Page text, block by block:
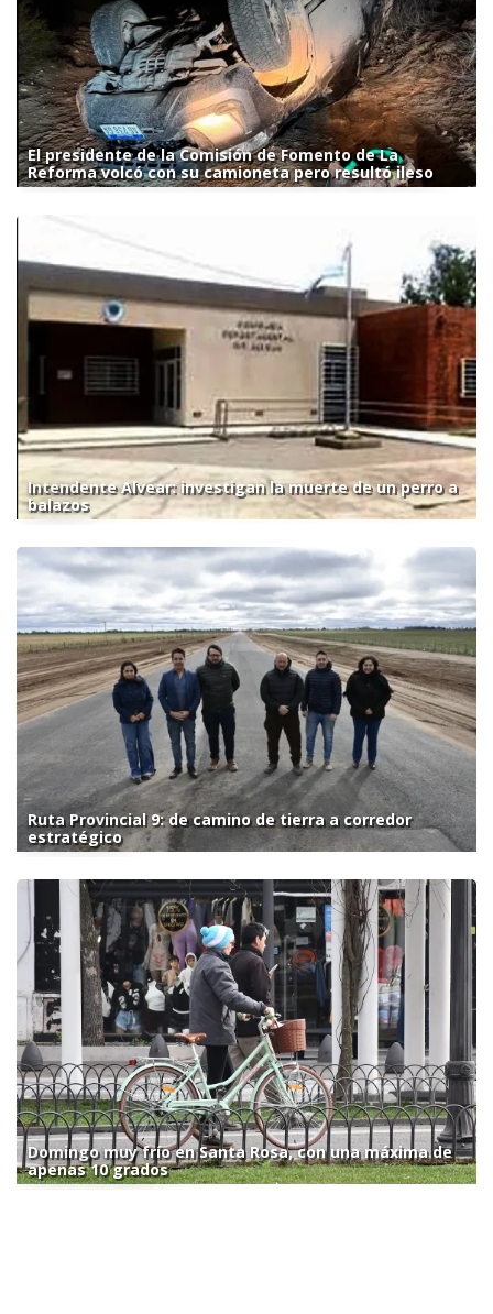
El presidente de la Comisión de Fomento de La
Reforma volcó con su camioneta pero resultó ileso
Intendente Alvear: investigan la muerte de un perro a
balazos
Ruta Provincial 9: de camino de tierra a corredor
estratégico
Domingo muy frío en Santa Rosa, con una máxima de
apenas 10 grados